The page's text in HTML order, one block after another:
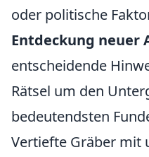
oder politische
Entdeckung neuer
entscheidende
Rätsel um den
bedeutendsten
Vertiefte Gräber mit